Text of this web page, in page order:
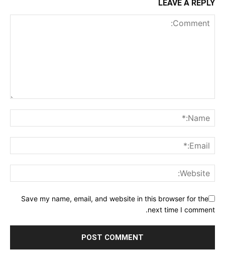
LEAVE A REPLY
Save my name, email, and website in this browser for the
next time I comment.